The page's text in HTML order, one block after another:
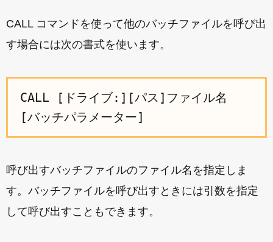
CALL コマンドを使って他のバッチファイルを呼び出
す場合には次の書式を使います。
CALL [ドライブ:][パス]ファイル名
[バッチパラメーター]
呼び出すバッチファイルのファイル名を指定しま
す。バッチファイルを呼び出すときには引数を指定
して呼び出すこともできます。